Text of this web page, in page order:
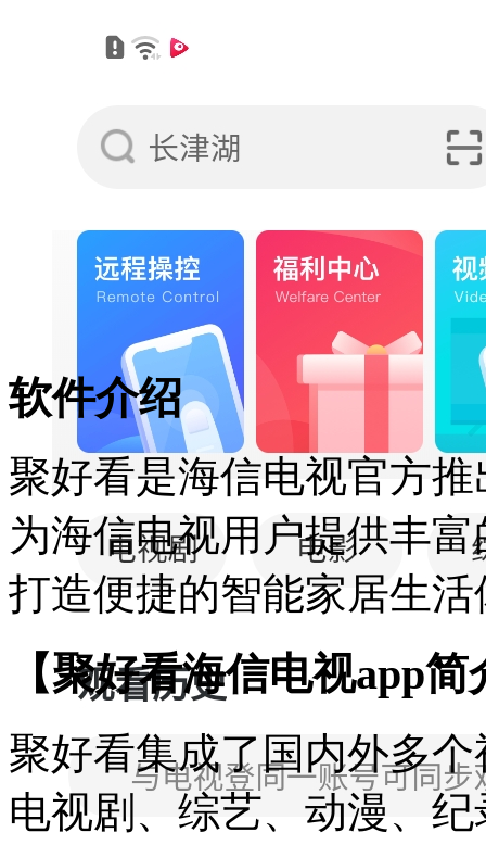
软件介绍
聚好看是海信电视官方
为海信电视用户提供丰
打造便捷的智能家居生活
【聚好看海信电视app简
聚好看集成了国内外多
电视剧、综艺、动漫、